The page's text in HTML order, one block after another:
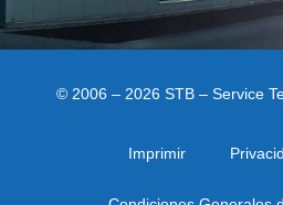
© 2006 – 2026 STB – Service
Imprimir